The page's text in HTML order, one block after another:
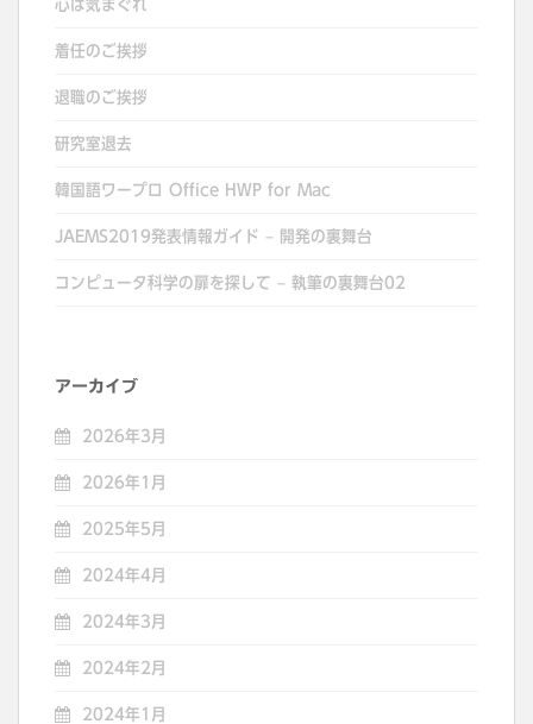
心は気まぐれ
着任のご挨拶
退職のご挨拶
研究室退去
韓国語ワープロ Office HWP for Mac
JAEMS2019発表情報ガイド – 開発の裏舞台
コンピュータ科学の扉を探して – 執筆の裏舞台02
アーカイブ
2026年3月
2026年1月
2025年5月
2024年4月
2024年3月
2024年2月
2024年1月